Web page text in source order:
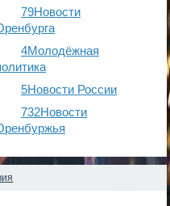
79Новости
4Молодёжная
5Новости России
732Новости